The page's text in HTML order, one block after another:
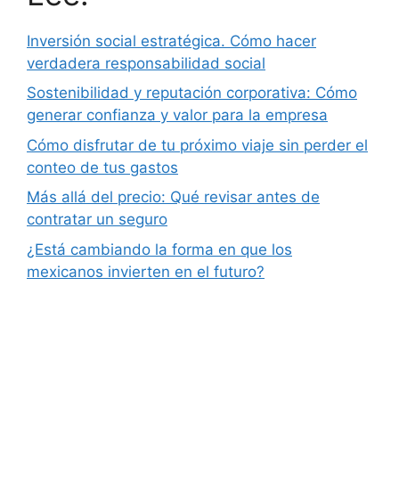
Inversión social estratégica. Cómo hacer
verdadera responsabilidad social
Sostenibilidad y reputación corporativa: Cómo
generar confianza y valor para la empresa
Cómo disfrutar de tu próximo viaje sin perder el
conteo de tus gastos
Más allá del precio: Qué revisar antes de
contratar un seguro
¿Está cambiando la forma en que los
mexicanos invierten en el futuro?